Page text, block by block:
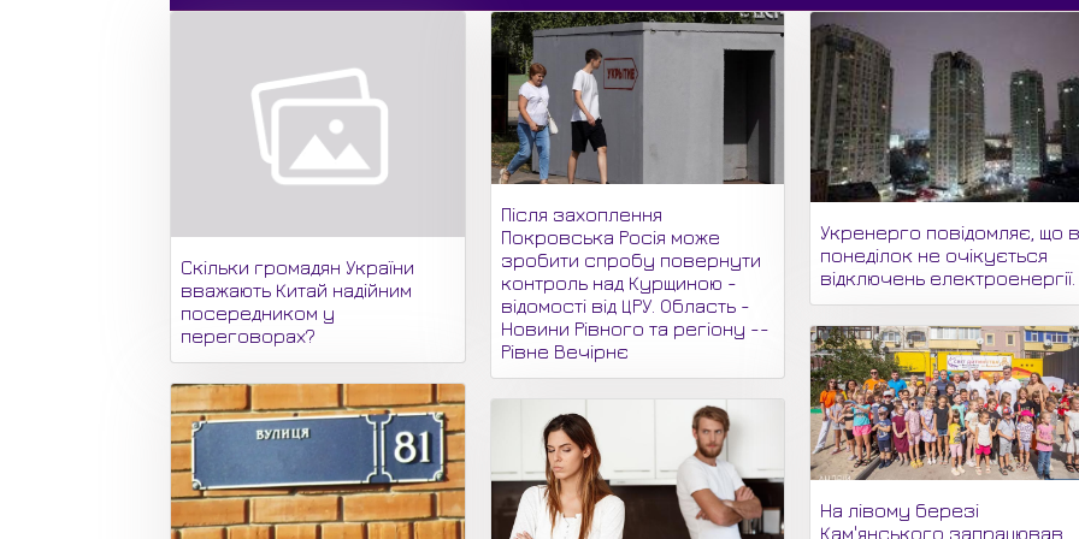
Скільки громадян України
вважають Китай надійним
посередником у
переговорах?
Після захоплення
Покровська Росія може
зробити спробу повернути
контроль над Курщиною -
відомості від ЦРУ. Область -
Новини Рівного та регіону --
Рівне Вечірнє
Укренерго повідомляє, що
понеділок не очікується
відключень електроенергії.
На лівому березі
Кам'янського запрацював